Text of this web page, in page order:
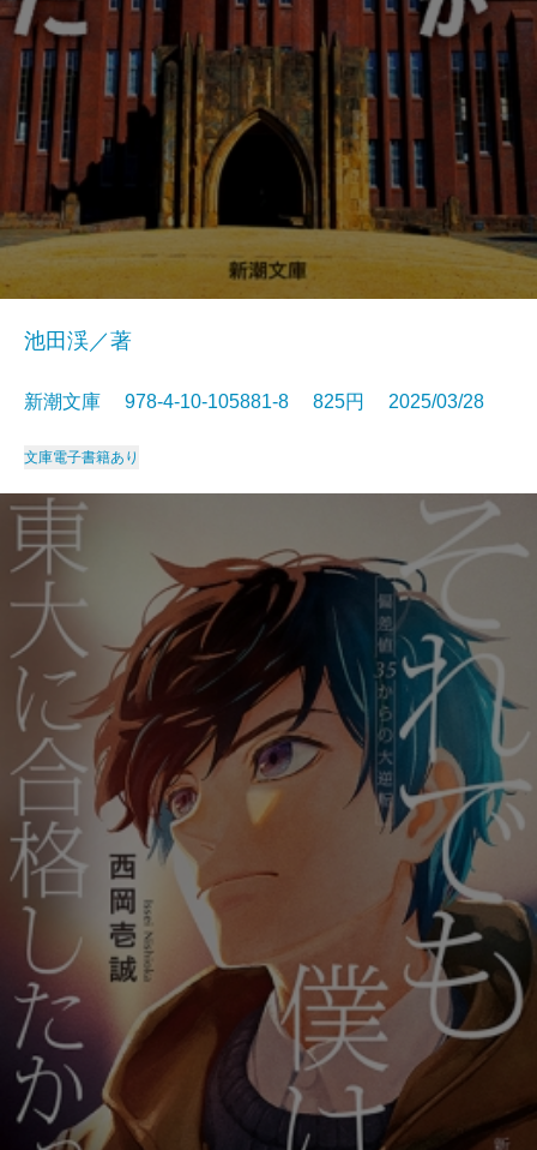
池田渓／著
新潮文庫 978-4-10-105881-8 825円 2025/03/28
文庫電子書籍あり